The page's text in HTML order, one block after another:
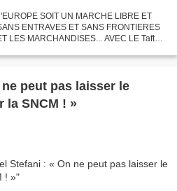
SOIT UN MARCHE LIBRE ET
ENTRAVES ET SANS FRONTIERES
LES MARCHANDISES... AVEC LE Tafta
peut pas laisser le
la SNCM ! »